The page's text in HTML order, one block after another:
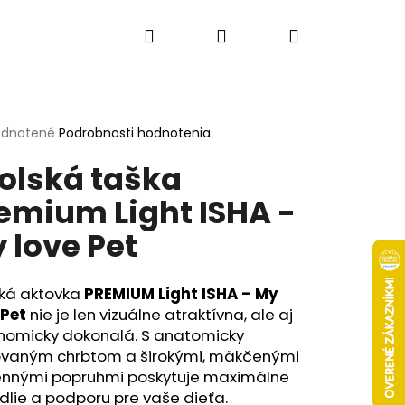
Hľadať PrihlásenieNákupný
Podrobnosti hodnotenia
taška
Light ISHA -
love Pet
aktovka PREMIUM Light ISHA – My
nie je len vizuálne atraktívna, ale aj
dokonalá. S anatomicky
chrbtom a širokými, mäkčenými
popruhmi poskytuje maximálne
a podporu pre vaše dieťa.
Nasledujúce